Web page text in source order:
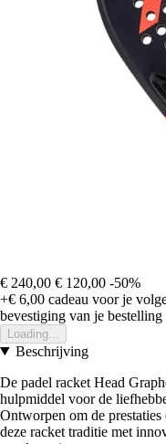
€ 240,00 € 120,00 -50%
+€ 6,00 cadeau voor je
bevestiging van je bestelling
Loading...
Beschrijving
De padel racket Head
hulpmiddel voor de
Ontworpen om de
deze racket traditie met